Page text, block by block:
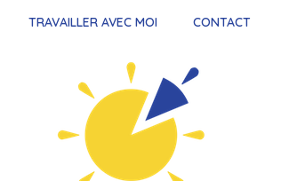
TRAVAILLER AVEC MOI CONTACT